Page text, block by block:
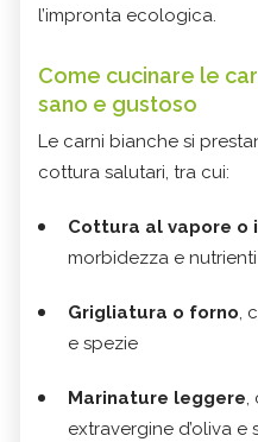
l’impronta ecologica.
Come cucinare le
sano e gustoso
Le carni bianche si
cottura salutari, tra cui:
Cottura al vapore o
morbidezza e nutrienti
Grigliatura o forno,
e spezie
Marinature leggere,
extravergine d’oliva